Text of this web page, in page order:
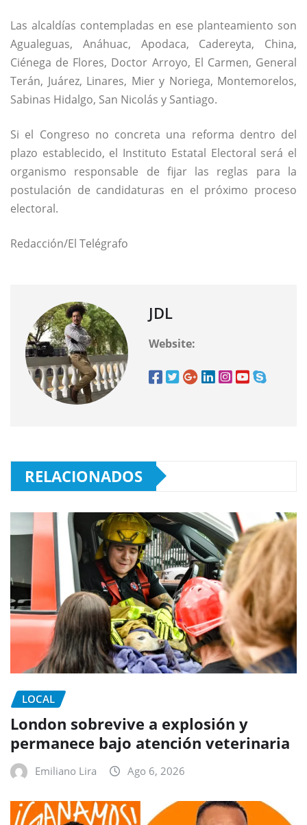
Las alcaldías contempladas en ese planteamiento son
Agualeguas, Anáhuac, Apodaca, Cadereyta, China,
Ciénega de Flores, Doctor Arroyo, El Carmen, General
Terán, Juárez, Linares, Mier y Noriega, Montemorelos,
Sabinas Hidalgo, San Nicolás y Santiago.
Si el Congreso no concreta una reforma dentro del
plazo establecido, el Instituto Estatal Electoral será el
organismo responsable de fijar las reglas para la
postulación de candidaturas en el próximo proceso
electoral.
Redacción/El Telégrafo
JDL
Website:
RELACIONADOS
LOCAL
London sobrevive a explosión y
permanece bajo atención veterinaria
Emiliano Lira Ago 6, 2026